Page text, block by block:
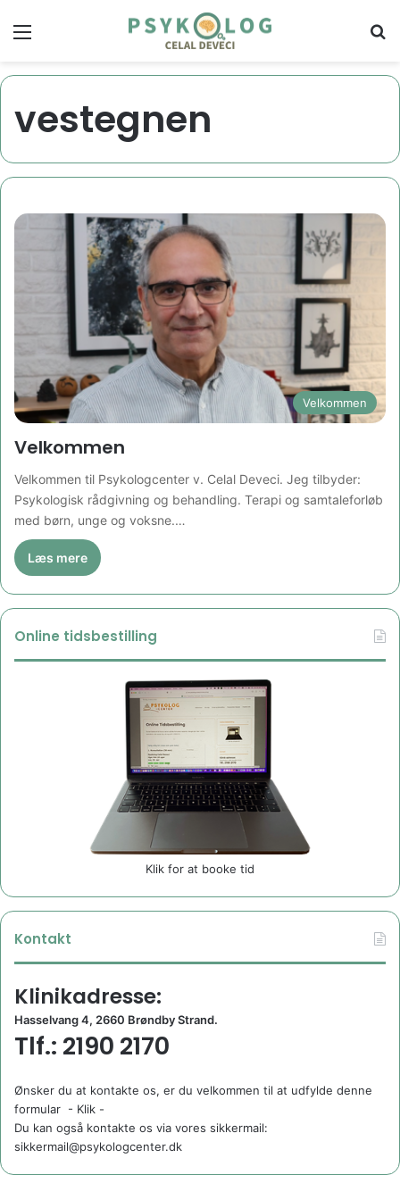
vestegnen
Velkommen
Velkommen
Velkommen til Psykologcenter v. Celal Deveci. Jeg tilbyder:
Psykologisk rådgivning og behandling. Terapi og samtaleforløb
med børn, unge og voksne.…
Læs mere
Online tidsbestilling
Klik for at booke tid
Kontakt
Klinikadresse:
Hasselvang 4, 2660 Brøndby Strand.
Tlf.: 2190 2170
Ønsker du at kontakte os, er du velkommen til at udfylde denne
formular - Klik -
Du kan også kontakte os via vores sikkermail:
sikkermail@psykologcenter.dk